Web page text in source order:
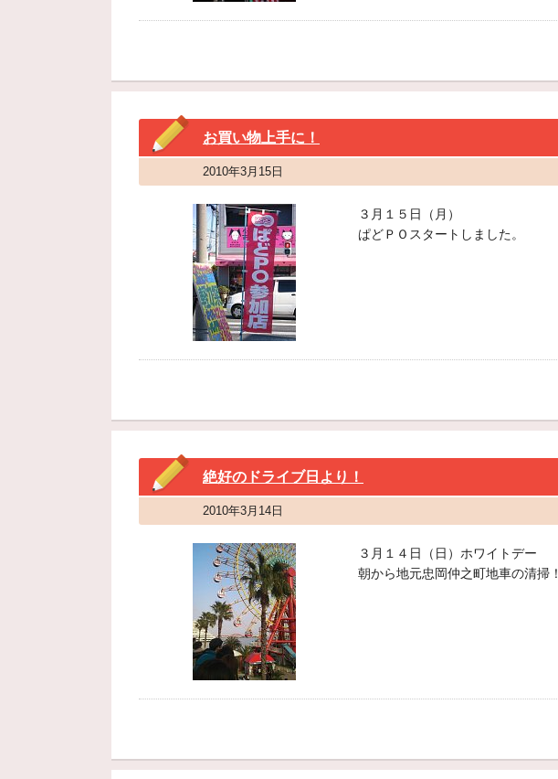
お買い物上手に！
2010年3月15日
３月１５日（月）
ぱどＰＯスタートしました。
絶好のドライブ日より！
2010年3月14日
３月１４日（日）ホワイトデー
朝から地元忠岡仲之町地車の清掃！